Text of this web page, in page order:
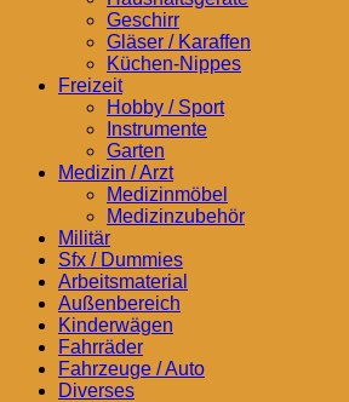
Geschirr
Gläser / Karaffen
Küchen-Nippes
Freizeit
Hobby / Sport
Instrumente
Garten
Medizin / Arzt
Medizinmöbel
Medizinzubehör
Militär
Sfx / Dummies
Arbeitsmaterial
Außenbereich
Kinderwägen
Fahrräder
Fahrzeuge / Auto
Diverses